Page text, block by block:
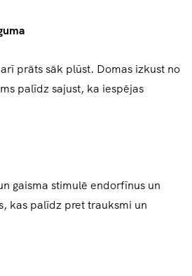
prāts sāk plūst. Domas izkust no
palīdz sajust, ka iespējas
gaisma stimulē endorfīnus un
kas palīdz pret trauksmi un